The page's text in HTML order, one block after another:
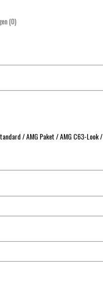
(0)
/ AMG Paket / AMG C63-Look /